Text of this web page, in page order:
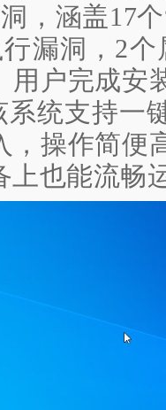
，涵盖17
漏洞，2
用户完成安
系统支持一
，操作简便
上也能流畅